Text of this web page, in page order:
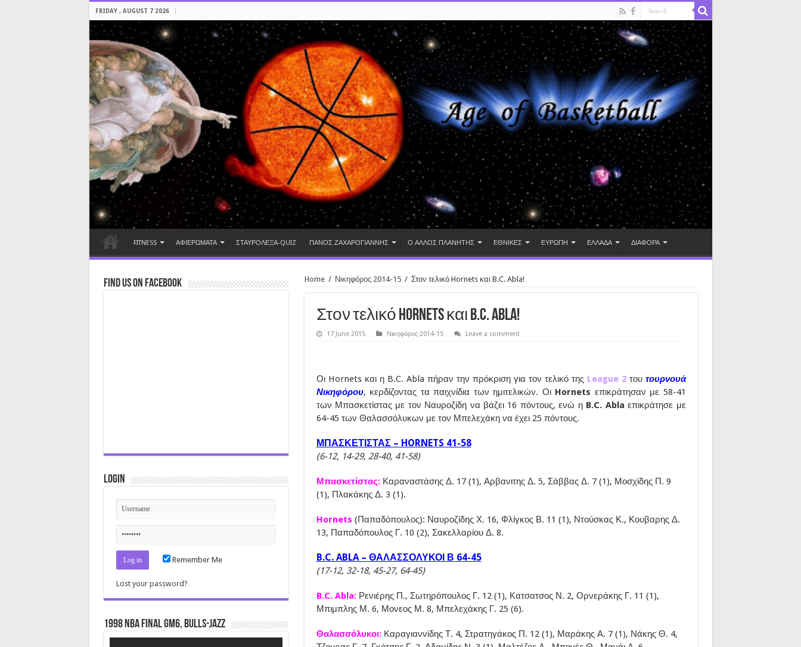
FRIDAY , AUGUST 7 2026
FITNESS ΑΦΙΕΡΩΜΑΤΑ ΣΤΑΥΡΟΛΕΞΑ-QUIZ ΠΑΝΟΣ ΖΑΧΑΡΟΓΙΑΝΝΗΣ Ο ΑΛΛΟΣ ΠΛΑΝΗΤΗΣ ΕΘΝΙΚΕΣ ΕΥΡΩΠΗ ΕΛΛΑΔΑ ΔΙΑΦΟΡΑ
Home / Νικηφόρος 2014-15 / Στον τελικό Hornets και B.C. Abla!
Στον τελικό Hornets και B.C. Abla!
17 June 2015 Νικηφόρος 2014-15 Leave a comment
Οι Hornets και η B.C. Abla πήραν την πρόκριση για τον τελικό της League 2 του τουρνουά
Νικηφόρου, κερδίζοντας τα παιχνίδια των ημιτελικών. Οι Hornets επικράτησαν με 58-41
των Μπασκετίστας με τον Ναυροζίδη να βάζει 16 πόντους, ενώ η B.C. Abla επικράτησε με
64-45 των Θαλασσόλυκων με τον Μπελεχάκη να έχει 25 πόντους.
ΜΠΑΣΚΕΤΙΣΤΑΣ – HORNETS 41-58
(6-12, 14-29, 28-40, 41-58)
Μπασκετίστας:Καραναστάσης Δ. 17 (1), Αρβανιτης Δ. 5, Σάββας Δ. 7 (1), Μοσχίδης Π. 9
(1), Πλακάκης Δ. 3 (1).
Hornets (Παπαδόπουλος): Ναυροζίδης Χ. 16, Φλίγκος Β. 11 (1), Ντούσκας Κ., Κουβαρης Δ.
13, Παπαδόπουλος Γ. 10 (2), Σακελλαρίου Δ. 8.
B.C. ABLA – ΘΑΛΑΣΣΟΛΥΚΟΙ Β 64-45
(17-12, 32-18, 45-27, 64-45)
B.C. Abla:Ρενιέρης Π., Σωτηρόπουλος Γ. 12 (1), Κατσατσος Ν. 2, Ορνεράκης Γ. 11 (1),
Μπιμπλης Μ. 6, Μονεος Μ. 8, Μπελεχάκης Γ. 25 (6).
Θαλασσόλυκοι:Καραγιαννίδης Τ. 4, Στρατηγάκος Π. 12 (1), Μαράκης Α. 7 (1), Νάκης Θ. 4,
Find us on Facebook
Login
Remember Me
Lost your password?
1998 NBA Final gm6, Bulls-Jazz